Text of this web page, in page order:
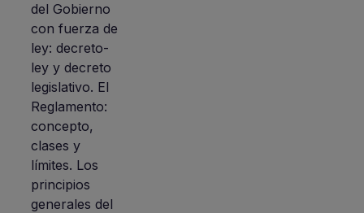
del Gobierno
con fuerza de
ley: decreto-
ley y decreto
legislativo. El
Reglamento:
concepto,
clases y
límites. Los
principios
generales del